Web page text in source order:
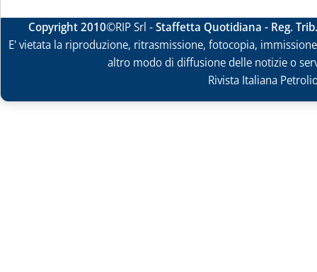
Copyright 2010©RIP Srl -Staffetta Quotidiana - Reg.
E' vietata la riproduzione, ritrasmissione, fotocopia,
altro modo di diffusione delle notizie o
Rivista Italiana